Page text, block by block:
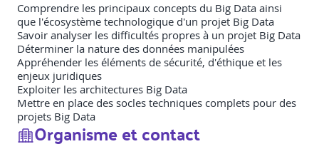
Comprendre les principaux concepts du Big Data ainsi
que l'écosystème technologique d'un projet Big Data
Savoir analyser les difficultés propres à un projet Big Data
Déterminer la nature des données manipulées
Appréhender les éléments de sécurité, d'éthique et les
enjeux juridiques
Exploiter les architectures Big Data
Mettre en place des socles techniques complets pour des
projets Big Data
Organisme et contact